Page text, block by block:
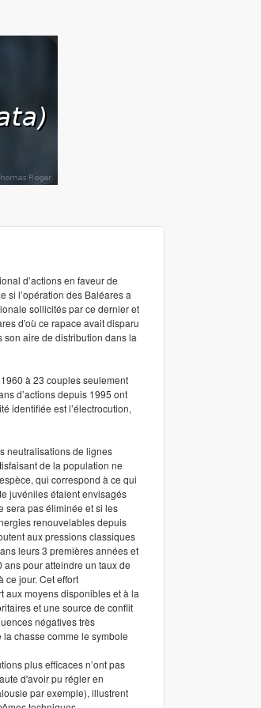
d’actions en faveur de
si l’opération des Baléares a
sollicités par ce dernier et
d'où ce rapace avait disparu
aire de distribution dans la
à 23 couples seulement
d’actions depuis 1995 ont
identifiée est l’électrocution,
neutralisations de lignes
de la population ne
qui correspond à ce qui
juvéniles étaient envisagés
sera pas éliminée et si les
renouvelables depuis
aux pressions classiques
leurs 3 premières années et
pour atteindre un taux de
ce jour. Cet effort
aux moyens disponibles et à la
et une source de conflit
négatives très
chasse comme le symbole
plus efficaces n’ont pas
d'avoir pu régler en
par exemple), illustrent